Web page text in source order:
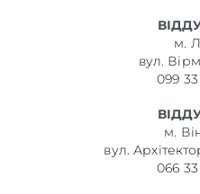
м.
вул.
099
м.
вул.
066